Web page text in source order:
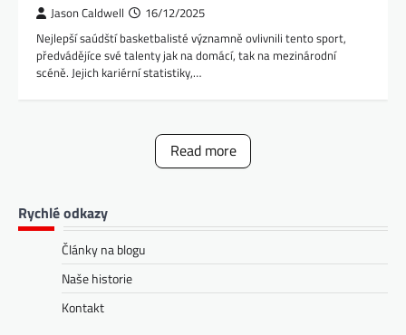
Jason Caldwell 16/12/2025
Nejlepší saúdští basketbalisté významně ovlivnili tento sport,
předvádějíce své talenty jak na domácí, tak na mezinárodní
scéně. Jejich kariérní statistiky,…
Read more
Rychlé odkazy
Články na blogu
Naše historie
Kontakt